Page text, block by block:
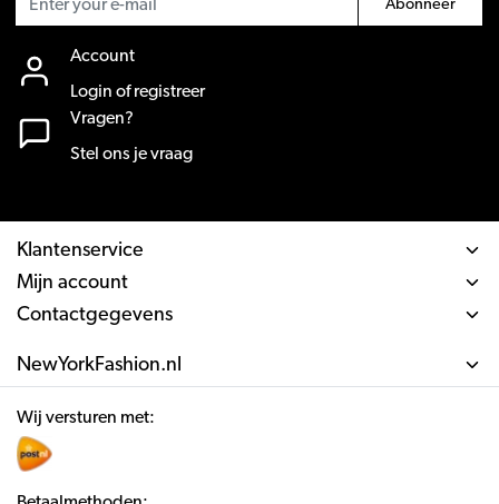
Abonneer
Account
Login of registreer
Vragen?
Stel ons je vraag
Klantenservice
Mijn account
Contactgegevens
NewYorkFashion.nl
Wij versturen met: